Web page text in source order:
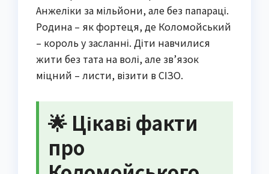
Анжеліки за мільйони, але без папараці.
Родина – як фортеця, де Коломойський
– король у засланні. Діти навчилися
жити без тата на волі, але зв’язок
міцний – листи, візити в СІЗО.
🌟 Цікаві факти
про